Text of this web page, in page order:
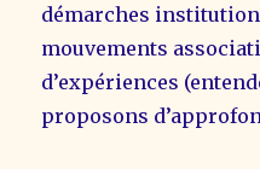
démarches
mouvements
d’expériences
proposons